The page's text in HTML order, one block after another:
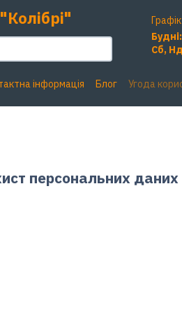
Будні:
Сб,
інформація Блог Угода
персональних